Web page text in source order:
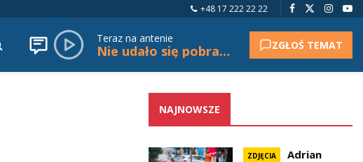
+48 17 222 22 22
Teraz na antenie
Nie udało się pobrać tytułu. ZGŁOŚ TEMAT
NAJNOWSZE
ZDJĘCIA
Adrian